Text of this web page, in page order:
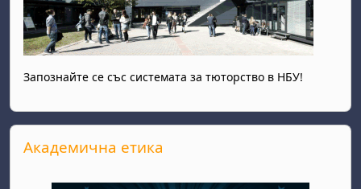
Запознайте се със системата за тюторство в НБУ!
Skip Академична етика
Академична етика